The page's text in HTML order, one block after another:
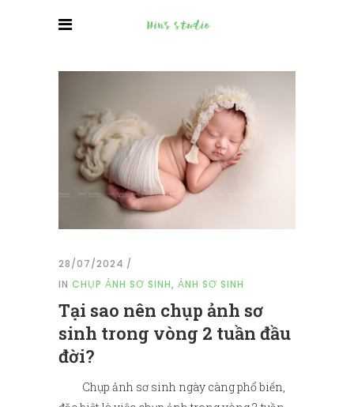
28/07/2024
IN CHỤP ẢNH SƠ SINH, ẢNH SƠ SINH
Tại sao nên chụp ảnh sơ
sinh trong vòng 2 tuần đầu
đời?
Chụp ảnh sơ sinh ngày càng phổ biến,